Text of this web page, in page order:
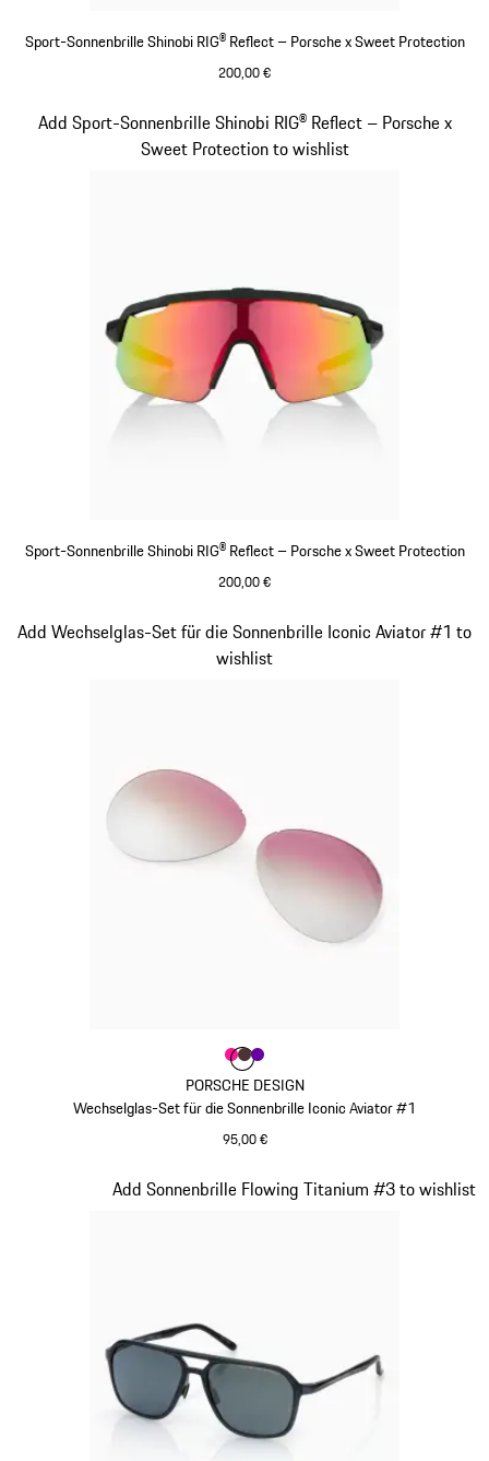
Sport-Sonnenbrille Shinobi RIG® Reflect – Porsche x Sweet Protection
200,00 €
Sport-Sonnenbrille Shinobi RIG® Reflect – Porsche x Sweet Protection
200,00 €
Add Sport-Sonnenbrille Shinobi RIG® Reflect – Porsche x
Sweet Protection to wishlist
Slide 6 von 21
PORSCHE DESIGN
Wechselglas-Set für die Sonnenbrille Iconic Aviator #1
95,00 €
Add Wechselglas-Set für die Sonnenbrille Iconic Aviator #1 to
wishlist
Slide 7 von 21
Farbe
Farbe
FarbeFarbe
Add Sonnenbrille Flowing Titanium #3 to wishlist
Slide 8 von 21